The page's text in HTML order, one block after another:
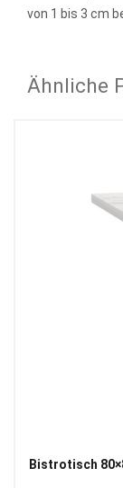
von 1 bis 3 cm
Ähnliche
Bistrotisch